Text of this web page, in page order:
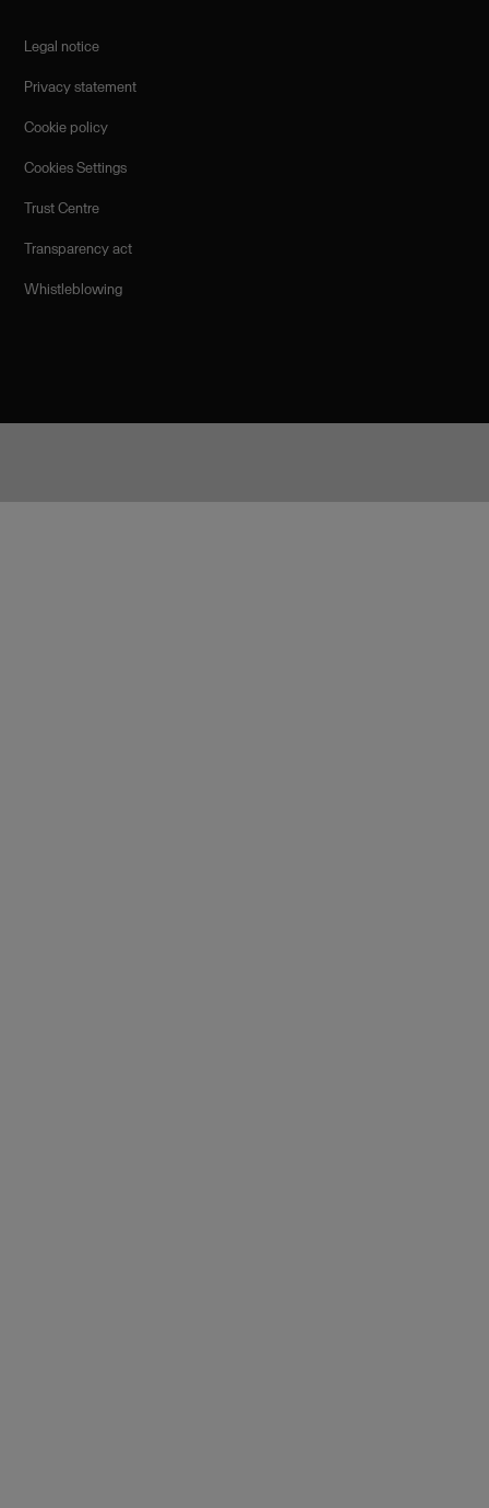
Legal notice
Privacy statement
Cookie policy
Cookies Settings
Trust Centre
Transparency act
Whistleblowing